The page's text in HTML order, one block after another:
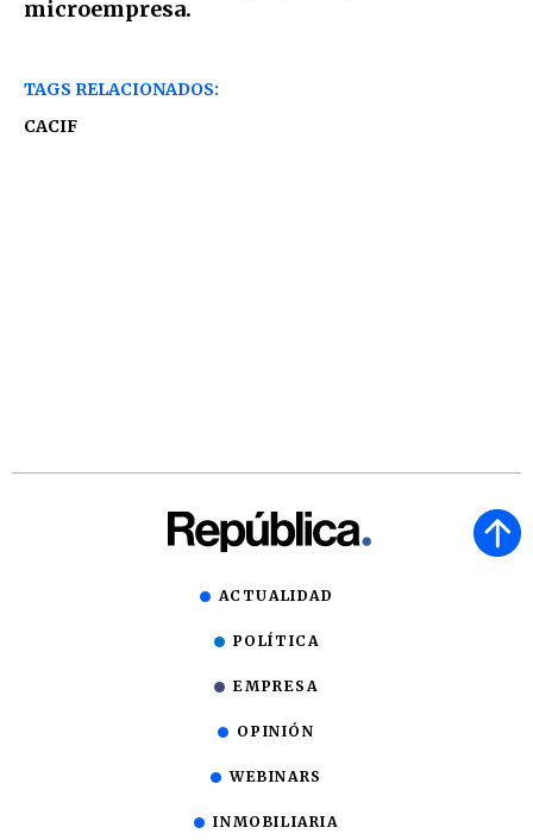
microempresa.
TAGS RELACIONADOS:
CACIF
ACTUALIDAD
POLÍTICA
EMPRESA
OPINIÓN
WEBINARS
INMOBILIARIA